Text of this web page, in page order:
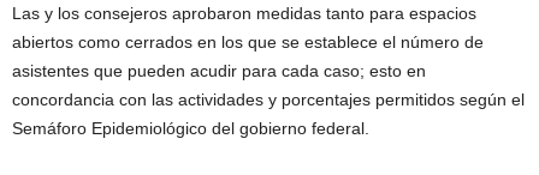
Las y los consejeros aprobaron medidas tanto para espacios
abiertos como cerrados en los que se establece el número de
asistentes que pueden acudir para cada caso; esto en
concordancia con las actividades y porcentajes permitidos según el
Semáforo Epidemiológico del gobierno federal.